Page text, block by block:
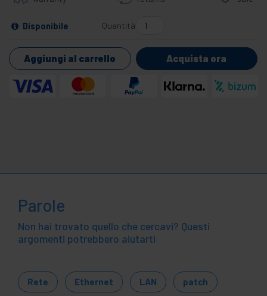
Disponibile Quantità
Aggiungi al carrello Acquista ora
Parole
Non hai trovato quello che cercavi? Questi
argomenti potrebbero aiutarti
Rete Ethernet LAN patch